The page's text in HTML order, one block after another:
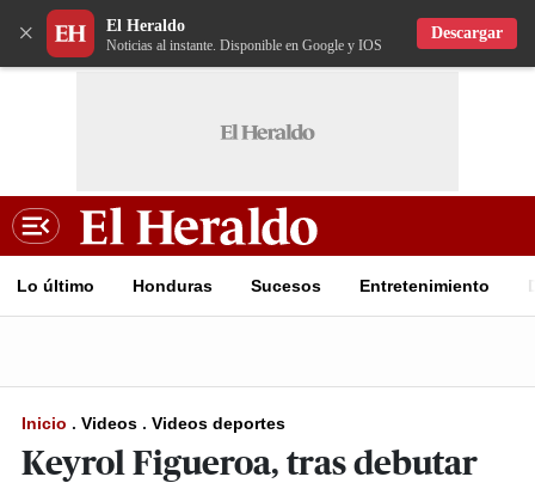
× El Heraldo
Noticias al instante. Disponible en Google y IOS
Descargar
Lo último Honduras Sucesos Entretenimiento
Inicio . Videos . Videos deportes
Keyrol Figueroa, tras debutar